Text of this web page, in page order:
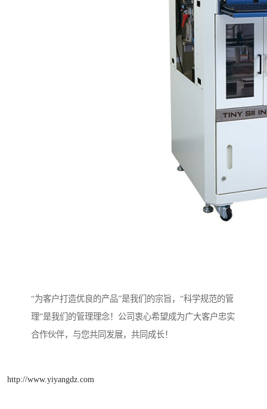
“为客户打造优良的产品”是我们的宗旨，“科学规范的管
理”是我们的管理理念！公司衷心希望成为广大客户忠实
合作伙伴，与您共同发展，共同成长！
http://www.yiyangdz.com